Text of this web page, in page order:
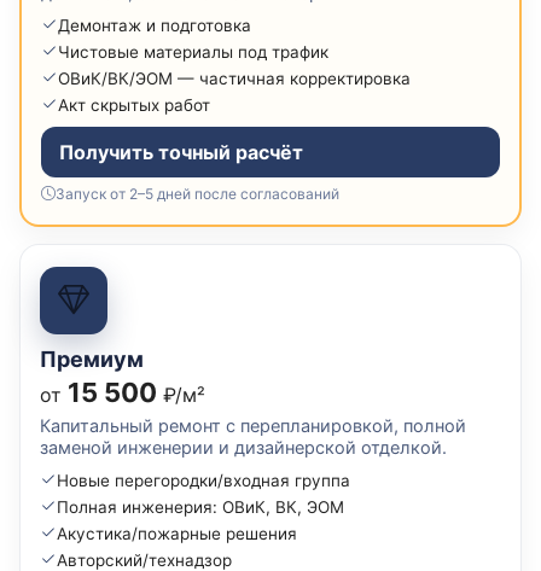
Демонтаж и подготовка
Чистовые материалы под трафик
ОВиК/ВК/ЭОМ — частичная корректировка
Акт скрытых работ
Получить точный расчёт
Запуск от 2–5 дней после согласований
Премиум
от 15 500 ₽/м²
Капитальный ремонт с перепланировкой, полной
заменой инженерии и дизайнерской отделкой.
Новые перегородки/входная группа
Полная инженерия: ОВиК, ВК, ЭОМ
Акустика/пожарные решения
Авторский/технадзор